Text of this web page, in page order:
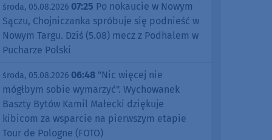
środa, 05.08.2026 07:25 Po nokaucie w Nowym
Sączu, Chojniczanka spróbuje się podnieść w
Nowym Targu. Dziś (5.08) mecz z Podhalem w
Pucharze Polski
środa, 05.08.2026 06:48 "Nic więcej nie
mógłbym sobie wymarzyć". Wychowanek
Baszty Bytów Kamil Małecki dziękuje
kibicom za wsparcie na pierwszym etapie
Tour de Pologne (FOTO)